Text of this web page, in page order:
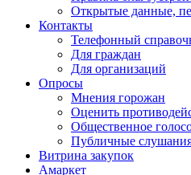
Открытые данные,
Контакты
Телефонный
Для граждан
Для организаций
Опросы
Мнения горожан
Оценить
Общественное
Публичные
Витрина закупок
Амаркет